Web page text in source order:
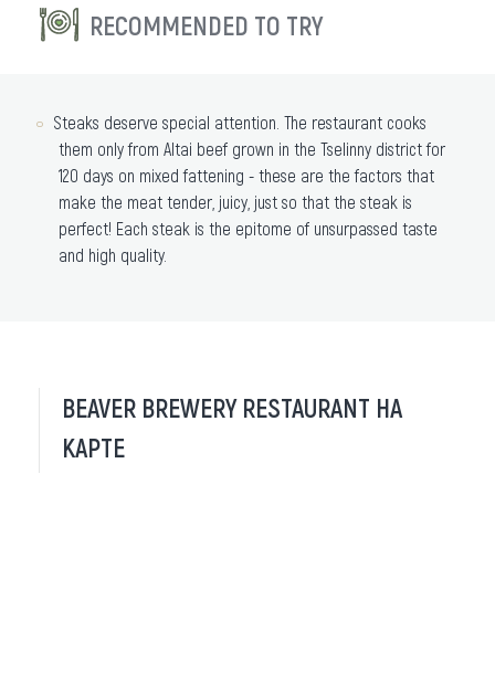
RECOMMENDED TO TRY
Steaks deserve special attention. The restaurant cooks
them only from Altai beef grown in the Tselinny district for
120 days on mixed fattening - these are the factors that
make the meat tender, juicy, just so that the steak is
perfect! Each steak is the epitome of unsurpassed taste
and high quality.
BEAVER BREWERY RESTAURANT НА
КАРТЕ